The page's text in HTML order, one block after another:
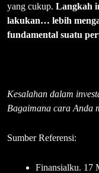
yang cukup. Langkah
lakukan… lebih
fundamental suatu
Kesalahan dalam
Bagaimana cara Anda
Sumber Referensi:
Finansialku. 17